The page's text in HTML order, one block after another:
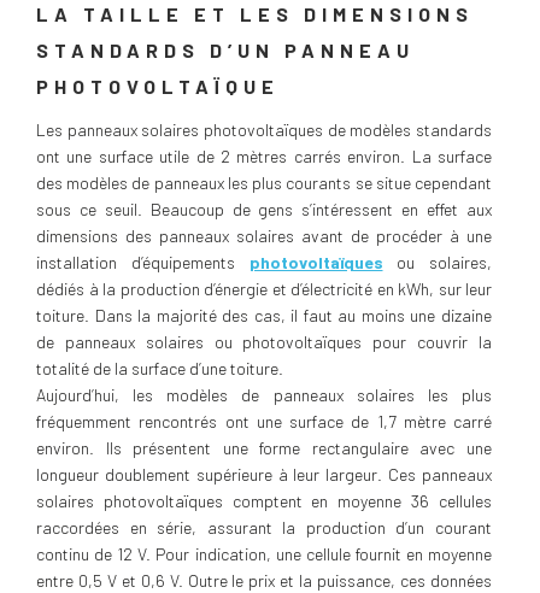
LA TAILLE ET LES DIMENSIONS
STANDARDS D’UN PANNEAU
PHOTOVOLTAÏQUE
Les panneaux solaires photovoltaïques de modèles standards
ont une surface utile de 2 mètres carrés environ. La surface
des modèles de panneaux les plus courants se situe cependant
sous ce seuil. Beaucoup de gens s’intéressent en effet aux
dimensions des panneaux solaires avant de procéder à une
installation d’équipements photovoltaïques ou solaires,
dédiés à la production d’énergie et d’électricité en kWh, sur leur
toiture. Dans la majorité des cas, il faut au moins une dizaine
de panneaux solaires ou photovoltaïques pour couvrir la
totalité de la surface d’une toiture.
Aujourd’hui, les modèles de panneaux solaires les plus
fréquemment rencontrés ont une surface de 1,7 mètre carré
environ. Ils présentent une forme rectangulaire avec une
longueur doublement supérieure à leur largeur. Ces panneaux
solaires photovoltaïques comptent en moyenne 36 cellules
raccordées en série, assurant la production d’un courant
continu de 12 V. Pour indication, une cellule fournit en moyenne
entre 0,5 V et 0,6 V. Outre le prix et la puissance, ces données